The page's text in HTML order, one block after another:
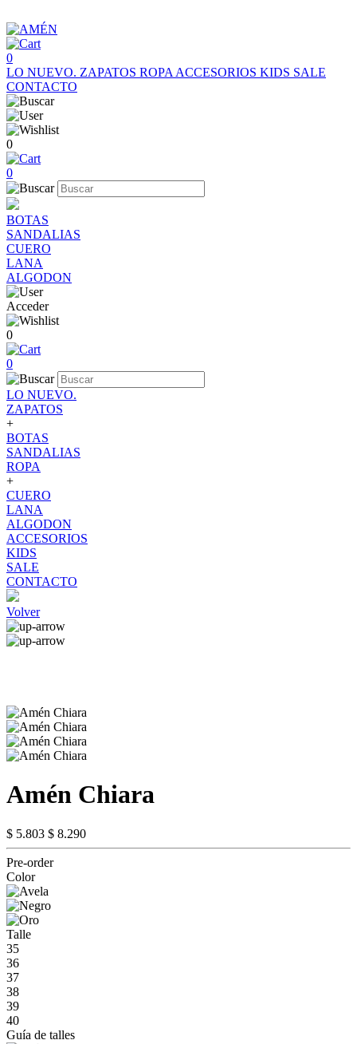
0
LO NUEVO. ZAPATOS ROPA ACCESORIOS KIDS SALE
CONTACTO
0
0
BOTAS
SANDALIAS
CUERO
LANA
ALGODON
Acceder
0
0
LO NUEVO.
ZAPATOS
+
BOTAS
SANDALIAS
ROPA
+
CUERO
LANA
ALGODON
ACCESORIOS
KIDS
SALE
CONTACTO
Volver
Amén Chiara
$ 5.803 $ 8.290
Pre-order
Color
Talle
35
36
37
38
39
40
Guía de talles